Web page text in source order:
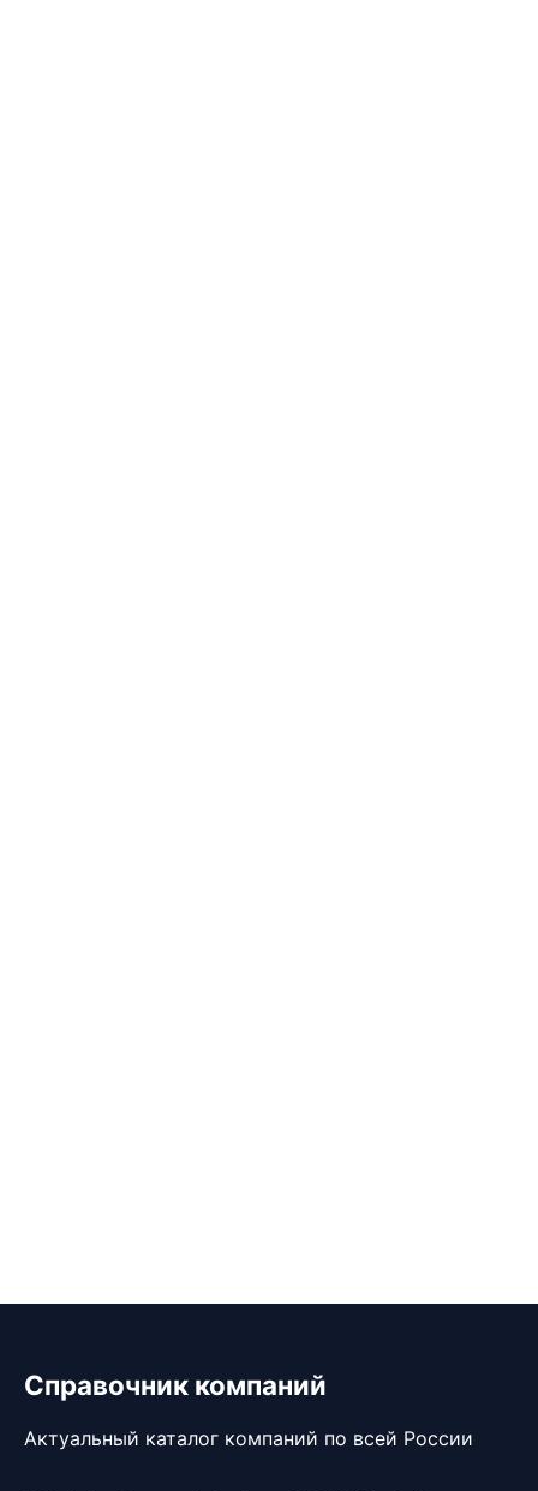
Справочник компаний
Актуальный каталог компаний по всей России